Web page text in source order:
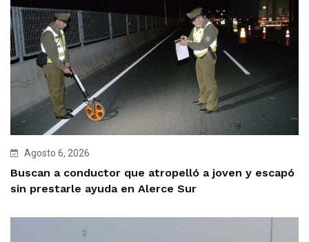
Agosto 6, 2026
Buscan a conductor que atropelló a joven y escapó
sin prestarle ayuda en Alerce Sur